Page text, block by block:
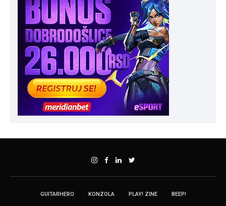
GUITARHERO KONZOLA PLAY! ZINE BEEP!